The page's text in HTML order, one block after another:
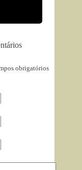
obrigatórios